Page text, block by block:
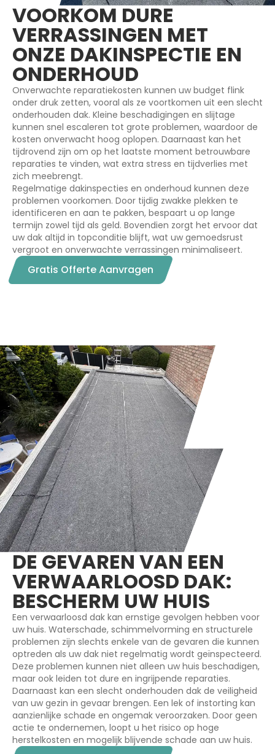
VOORKOM DURE
VERRASSINGEN MET
ONZE DAKINSPECTIE EN
ONDERHOUD
Onverwachte reparatiekosten kunnen uw budget flink
onder druk zetten, vooral als ze voortkomen uit een slecht
onderhouden dak. Kleine beschadigingen en slijtage
kunnen snel escaleren tot grote problemen, waardoor de
kosten onverwacht hoog oplopen. Daarnaast kan het
tijdrovend zijn om op het laatste moment betrouwbare
reparaties te vinden, wat extra stress en tijdverlies met
zich meebrengt.
Regelmatige dakinspecties en onderhoud kunnen deze
problemen voorkomen. Door tijdig zwakke plekken te
identificeren en aan te pakken, bespaart u op lange
termijn zowel tijd als geld. Bovendien zorgt het ervoor dat
uw dak altijd in topconditie blijft, wat uw gemoedsrust
vergroot en onverwachte verrassingen minimaliseert.
Gratis Offerte Aanvragen
DE GEVAREN VAN EEN
VERWAARLOOSD DAK:
BESCHERM UW HUIS
Een verwaarloosd dak kan ernstige gevolgen hebben voor
uw huis. Waterschade, schimmelvorming en structurele
problemen zijn slechts enkele van de gevaren die kunnen
optreden als uw dak niet regelmatig wordt geïnspecteerd.
Deze problemen kunnen niet alleen uw huis beschadigen,
maar ook leiden tot dure en ingrijpende reparaties.
Daarnaast kan een slecht onderhouden dak de veiligheid
van uw gezin in gevaar brengen. Een lek of instorting kan
aanzienlijke schade en ongemak veroorzaken. Door geen
actie te ondernemen, loopt u het risico op hoge
herstelkosten en mogelijk blijvende schade aan uw huis.